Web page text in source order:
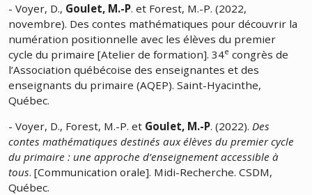
- Voyer, D., Goulet, M.-P. et Forest, M.-P. (2022,
novembre). Des contes mathématiques pour découvrir la
numération positionnelle avec les élèves du premier
cycle du primaire [Atelier de formation]. 34e congrès de
l’Association québécoise des enseignantes et des
enseignants du primaire (AQEP). Saint-Hyacinthe,
Québec.
- Voyer, D., Forest, M.-P. et Goulet, M.-P. (2022). Des
contes mathématiques destinés aux élèves du premier cycle
du primaire : une approche d’enseignement accessible à
tous. [Communication orale]. Midi-Recherche. CSDM,
Québec.